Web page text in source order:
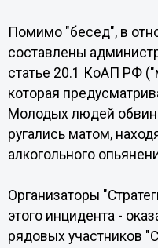
Помимо "бесед", в
составлены
статье 20.1 КоАП РФ
которая
Молодых людей
ругались матом,
алкогольного
Организаторы
этого инцидента -
рядовых участников